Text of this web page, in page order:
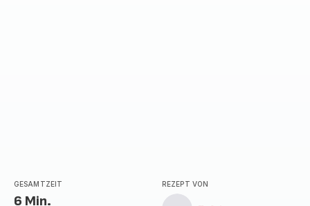
GESAMTZEIT
6 Min.
REZEPT VON